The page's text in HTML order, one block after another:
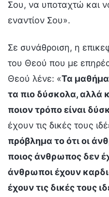
Σου, να υποταχτώ και
εναντίον Σου».
Σε συνάθροιση, η
του Θεού που με
Θεού λένε: «Τα
τα πιο δύσκολα, αλλά
ποιον τρόπο είναι
έχουν τις δικές τους
πρόβλημα το ότι οι
ποιος άνθρωπος δεν
άνθρωποι έχουν
έχουν τις δικές τους